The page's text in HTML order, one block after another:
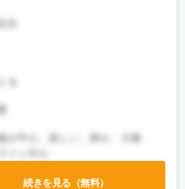
る
が中心、楽しい、静か、大教
テスト・レポート両方なし
続きを見る（無料）